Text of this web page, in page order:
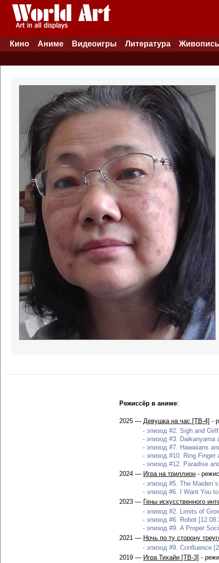
Кино Аниме Видеоигры Литература Живопись
Режиссёр в аниме:
2025 — Девушка на час [ТВ-4] -
- эпизод #2. Sigh and
- эпизод #3. Daikanyama
- эпизод #7. Hawaiians
- эпизод #10. Ring Finger
- эпизод #12. Paradise
2024 — Игра на триллион -
- эпизод #5. The
- эпизод #6. I Want You
2023 — Гены искусственного
- эпизод #2. Limits of
- эпизод #6. Robot
- эпизод #9. A Proper
2021 — Ночь по ту сторону
- эпизод #9. Confluence
2019 — Игра Тихайи [ТВ-3] -